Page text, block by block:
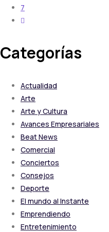
7
Categorías
Actualidad
Arte
Arte y Cultura
Avances Empresariales
Beat News
Comercial
Conciertos
Consejos
Deporte
El mundo al Instante
Emprendiendo
Entretenimiento